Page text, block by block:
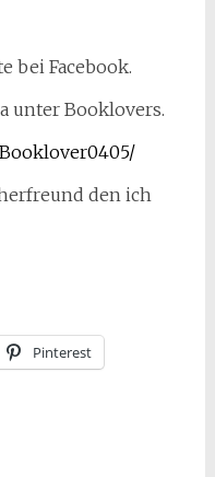
bei Facebook.
unter Booklovers.
den ich
Pinterest